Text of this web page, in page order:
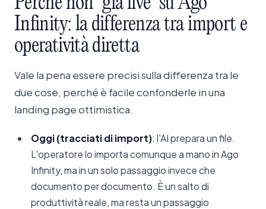
Infinity: la differenzatraimport e
operativitàdiretta
Vale la pena essere precisi sulla differenza tra le
due cose, perché è facile confonderle in una
landing page ottimistica.
Oggi (tracciati di import): l'AI prepara un file.
L'operatore lo importa comunque a mano in Ago
Infinity, ma in un solo passaggio invece che
documento per documento. È un salto di
produttività reale, ma resta un passaggio